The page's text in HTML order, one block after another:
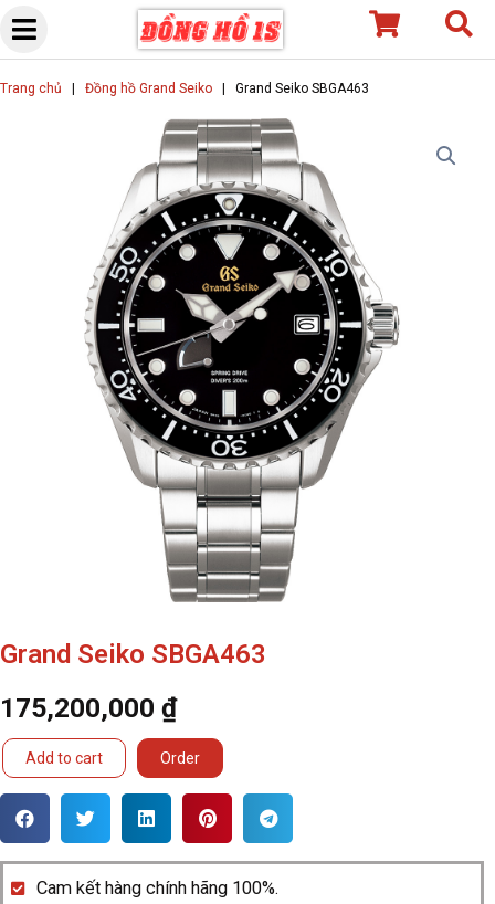
Skip
content
Trang chủ Đồng hồ Grand Seiko Grand Seiko SBGA463
Grand Seiko SBGA463
175,200,000 ₫
Grand
SBGA463
Add to cart Order
Cam kết hàng chính hãng 100%.